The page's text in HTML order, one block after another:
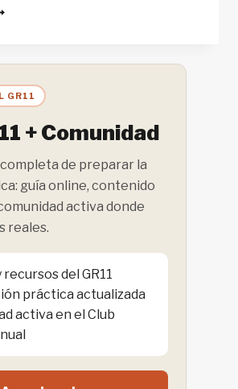
GR11
+ Comunidad
de preparar la
guía online, contenido
activa donde
reales.
recursos del GR11
práctica actualizada
activa en el Club